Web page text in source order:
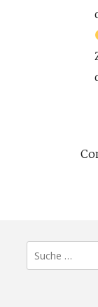
Suche
nach: